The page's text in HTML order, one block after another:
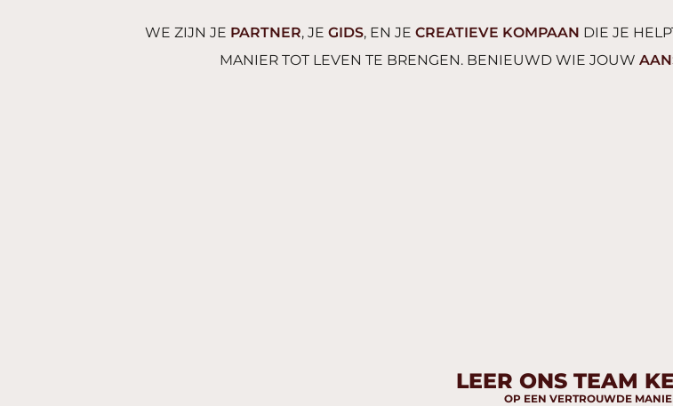
WE ZIJN JE PARTNER, JE GIDS, EN JE CREATIEVE KOMPAAN DIE JE
MANIER TOT LEVEN TE BRENGEN. BENIEUWD WIE JOUW
LEER ONS TEAM
OP EEN VERTROUWDE